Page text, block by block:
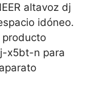
altavoz dj
idóneo.
producto
x5bt-n para